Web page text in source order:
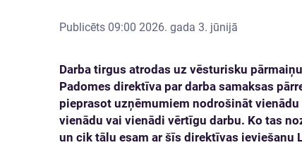
Publicēts 09:00 2026. gada 3. jūnijā
Darba tirgus atrodas uz vēsturisku
Padomes direktīva par darba samaksas
pieprasot uzņēmumiem nodrošināt
vienādu vai vienādi vērtīgu darbu. Ko tas
un cik tālu esam ar šīs direktīvas ieviešanu